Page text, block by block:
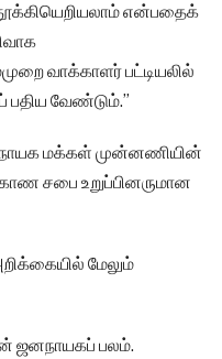
என்பதைக்
வாக்காளர் பட்டியலில்
வேண்டும்.”
மக்கள் முன்னணியின்
சபை உறுப்பினருமான
மேலும்
ஜனநாயகப் பலம்.